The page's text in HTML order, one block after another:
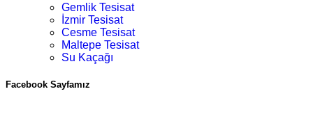
Gemlik Tesisat
İzmir Tesisat
Cesme Tesisat
Maltepe Tesisat
Su Kaçağı
Facebook Sayfamız